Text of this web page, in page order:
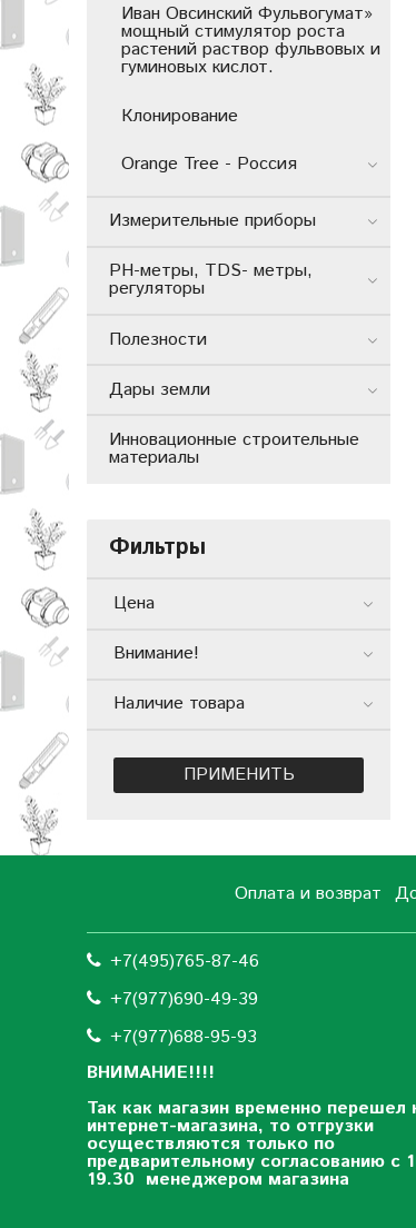
Иван Овсинский Фульвогумат»
мощный стимулятор роста
растений раствор фульвовых и
гуминовых кислот.
Клонирование
Orange Tree - Россия
Измерительные приборы
РН-метры, TDS- метры,
регуляторы
Полезности
Дары земли
Инновационные строительные
материалы
Фильтры
Цена
Внимание!
Наличие товара
ПРИМЕНИТЬ
Оплата и возврат
+7(495)765-87-46
+7(977)690-49-39
+7(977)688-95-93
ВНИМАНИЕ!!!!
Так как магазин временно перешел
интернет-магазина, то отгрузки
осуществляются только по
предварительному согласованию с
19.30 менеджером магазина